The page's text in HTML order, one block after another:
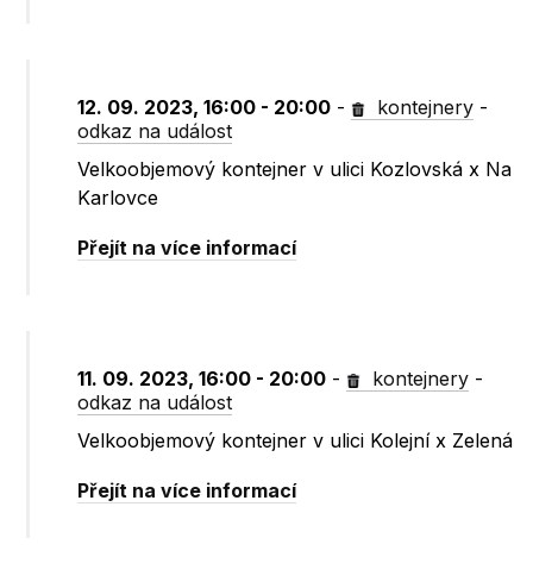
12. 09. 2023, 16:00 - 20:00 - kontejnery -
odkaz na událost
Velkoobjemový kontejner v ulici Kozlovská x Na
Karlovce
Přejít na více informací
11. 09. 2023, 16:00 - 20:00 - kontejnery -
odkaz na událost
Velkoobjemový kontejner v ulici Kolejní x Zelená
Přejít na více informací